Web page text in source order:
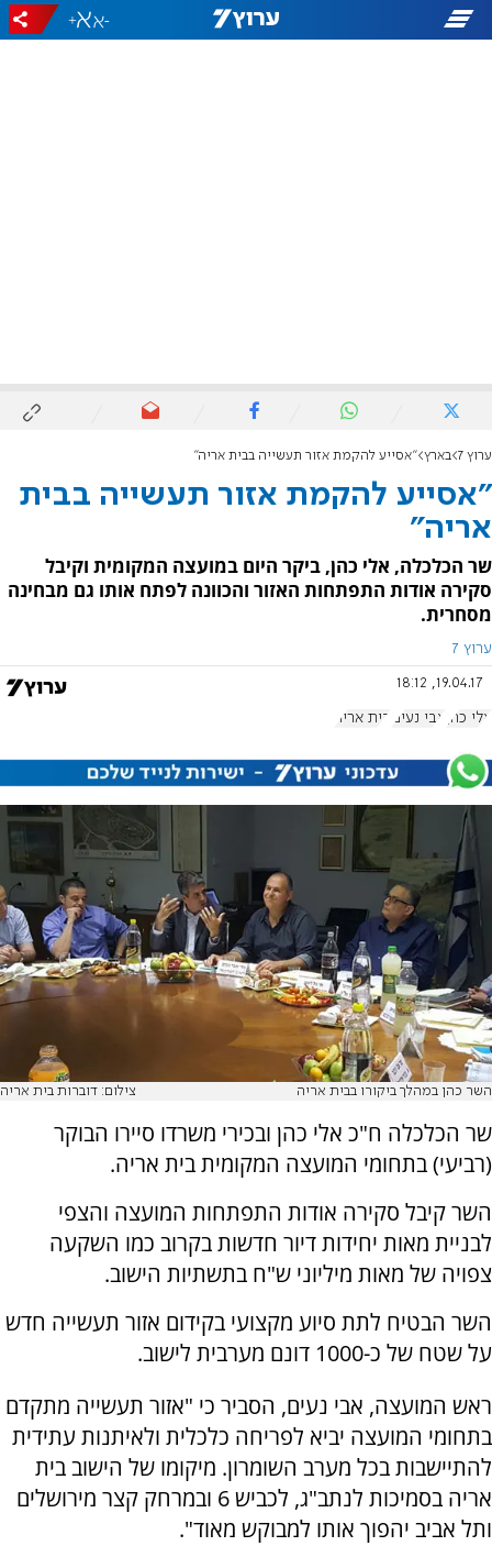
-
+
ערוץ 7 בארץ "אסייע להקמת אזור תעשייה בבית אריה"
"אסייע להקמת אזור תעשייה בבית
אריה"
שר הכלכלה, אלי כהן, ביקר היום במועצה המקומית וקיבל
סקירה אודות התפתחות האזור והכוונה לפתח אותו גם מבחינה
מסחרית.
ערוץ 7
19.04.17, 18:12
אלי כהן אבי נעים בית אריה
השר כהן במהלך ביקורו בבית אריה צילום: דוברות בית אריה
שר הכלכלה ח"כ אלי כהן ובכירי משרדו סיירו הבוקר
(רביעי) בתחומי המועצה המקומית בית אריה.
השר קיבל סקירה אודות התפתחות המועצה והצפי
לבניית מאות יחידות דיור חדשות בקרוב כמו השקעה
צפויה של מאות מיליוני ש"ח בתשתיות הישוב.
השר הבטיח לתת סיוע מקצועי בקידום אזור תעשייה חדש
על שטח של כ-1000 דונם מערבית לישוב.
ראש המועצה, אבי נעים, הסביר כי "אזור תעשייה מתקדם
בתחומי המועצה יביא לפריחה כלכלית ולאיתנות עתידית
להתיישבות בכל מערב השומרון. מיקומו של הישוב בית
אריה בסמיכות לנתב"ג, לכביש 6 ובמרחק קצר מירושלים
ותל אביב יהפוך אותו למבוקש מאוד".